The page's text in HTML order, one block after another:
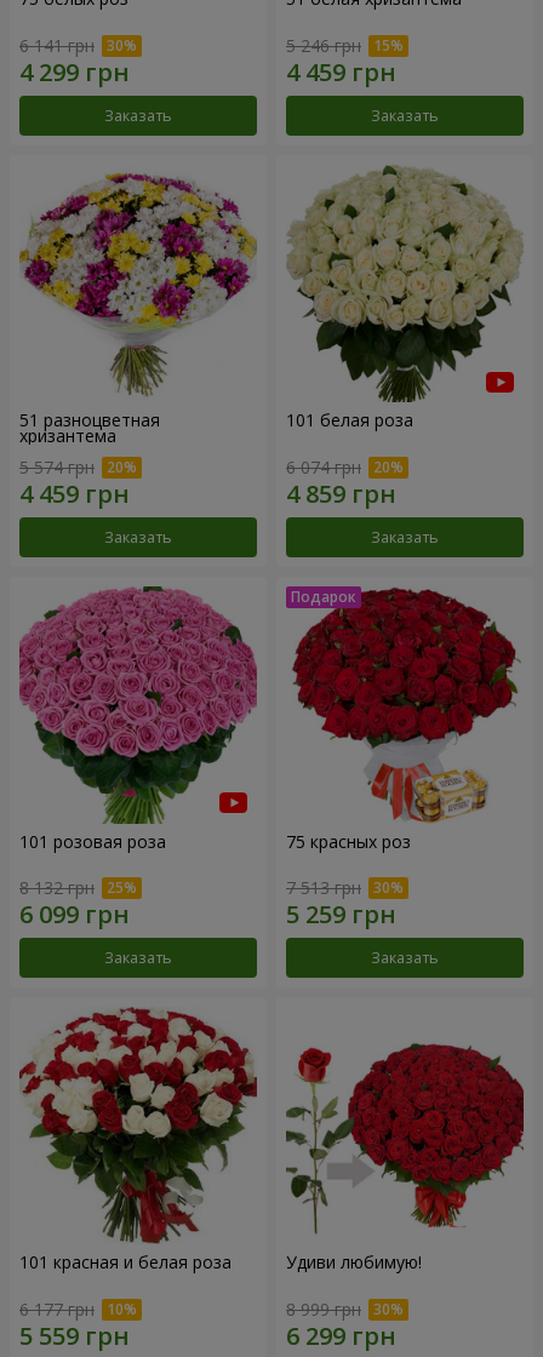
6 141 грн
Заказать
5 246 грн
Заказать
51 разноцветная
хризантема
5 574 грн
Заказать
101 белая роза
6 074 грн
Заказать
101 розовая роза
8 132 грн
Заказать
75 красных роз
7 513 грн
Заказать
101 красная и белая роза
6 177 грн
Удиви любимую!
8 999 грн